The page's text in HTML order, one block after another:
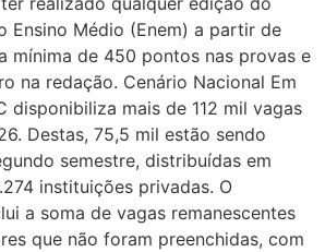
Ensino Médio (Enem) a partir de
mínima de 450 pontos nas provas e
na redação. Cenário Nacional Em
disponibiliza mais de 112 mil vagas
Destas, 75,5 mil estão sendo
semestre, distribuídas em
instituições privadas. O
a soma de vagas remanescentes
que não foram preenchidas, com